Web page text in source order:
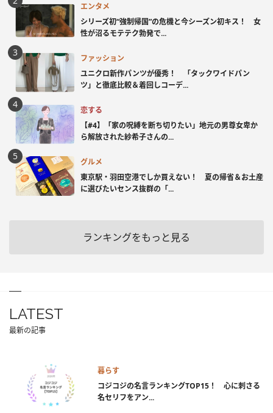
エンタメ
シリーズ初“強制帰国”の危機と今シーズン初キス！ 女
性が沼るモテテク勃発で...
ファッション
ユニクロ新作パンツが優秀！ 「タックワイドパン
ツ」と徹底比較＆着回しコーデ...
恋する
【#4】「家の呪縛を断ち切りたい」地元の男尊女卑か
ら解放された紗希子さんの...
グルメ
東京駅・羽田空港でしか買えない！ 夏の帰省＆お土産
に選びたいセンス抜群の「...
ランキングをもっと見る
LATEST
最新の記事
暮らす
コジコジの名言ランキングTOP15！ 心に刺さる
名セリフをアン...